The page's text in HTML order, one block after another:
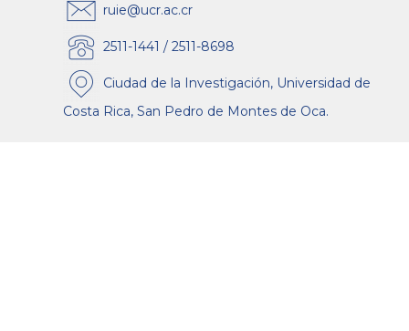
ruie@ucr.ac.cr
2511-1441 / 2511-8698
Ciudad de la Investigación, Universidad de
Costa Rica, San Pedro de Montes de Oca.